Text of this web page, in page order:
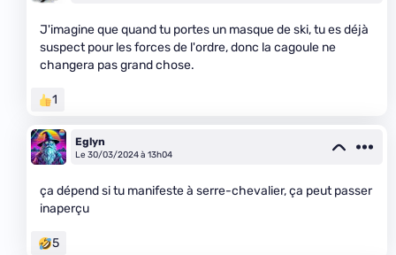
J'imagine que quand tu portes un masque de ski, tu es déjà
suspect pour les forces de l'ordre, donc la cagoule ne
changera pas grand chose.
1
Eglyn
Le 30/03/2024 à 13h04
ça dépend si tu manifeste à serre-chevalier, ça peut passer
inaperçu
5